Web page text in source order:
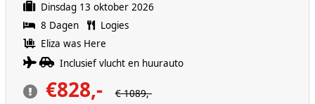
Dinsdag 13 oktober 2026
8 Dagen
Logies
Eliza was Here
Inclusief vlucht en huurauto
€828,- € 1089,-